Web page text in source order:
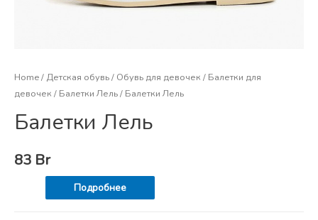
Home/ Детская обувь/ Обувь для девочек / Балетки для
девочек / Балетки Лель/ Балетки Лель
Балетки Лель
83 Br
Подробнее